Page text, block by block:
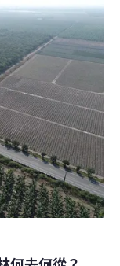
，更鼓勵學生熟
來自數十年生的
望台灣的材料真
木材99%仰賴進
SDGs國際永續
售，就只是樣
家具通路上，台
標註負碳量，成
，在南